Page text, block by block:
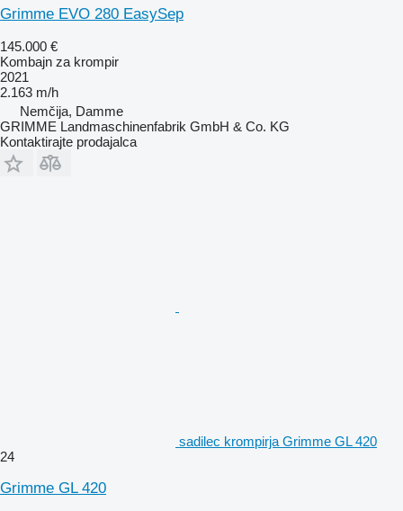
Grimme EVO 280 EasySep
145.000 €
Kombajn za krompir
2021
2.163 m/h
Nemčija, Damme
GRIMME Landmaschinenfabrik GmbH & Co. KG
Kontaktirajte prodajalca
sadilec krompirja Grimme GL 420
24
Grimme GL 420